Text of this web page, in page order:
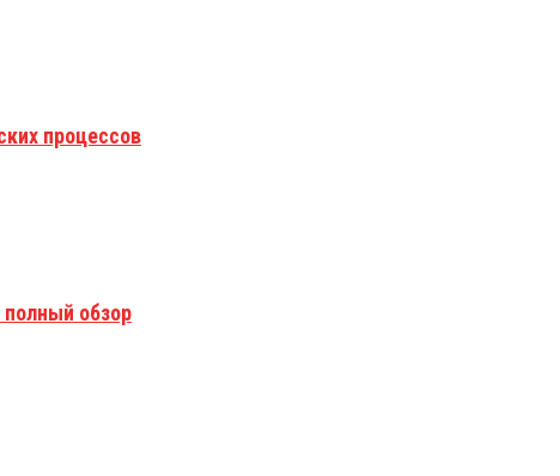
процессов
полный обзор